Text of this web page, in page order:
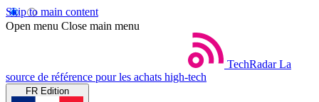
Skip to main content
Open menu Close main menu
TechRadar La
source de référence pour les achats high-tech
FR Edition